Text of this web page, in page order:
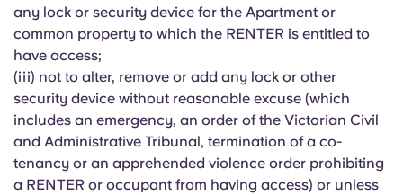
any lock or security device for the Apartment or
common property to which the RENTER is entitled to
have access;
(iii) not to alter, remove or add any lock or other
security device without reasonable excuse (which
includes an emergency, an order of the Victorian Civil
and Administrative Tribunal, termination of a co-
tenancy or an apprehended violence order prohibiting
a RENTER or occupant from having access) or unless